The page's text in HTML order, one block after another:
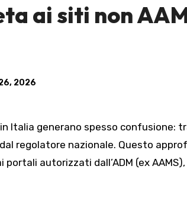
ai siti non
2026
regolatore nazionale. Questo
autorizzati dall’ADM (ex